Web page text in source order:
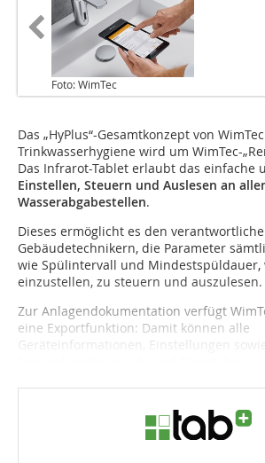
Foto: WimTec
Das „HyPlus“-Gesamtkonzept von
Trinkwasserhygiene wird um WimTec-
Das Infrarot-Tablet erlaubt das einfache
Einstellen, Steuern und Auslesen an
Wasserabgabestellen.
Dieses ermöglicht es den
Gebäudetechnikern, die Parameter
wie Spülintervall und Mindestspüldauer,
einzustellen, zu steuern und auszulesen.
Zur Anlagendokumentation verfügt
eine Exportfunktion: Damit können alle
Geräteinformationen, Einstellungen